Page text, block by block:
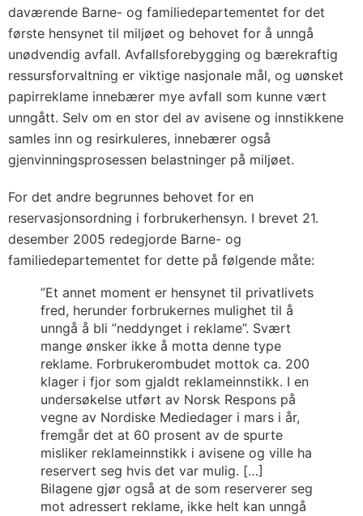
daværende Barne- og familiedepartementet for det
første hensynet til miljøet og behovet for å unngå
unødvendig avfall. Avfallsforebygging og bærekraftig
ressursforvaltning er viktige nasjonale mål, og uønsket
papirreklame innebærer mye avfall som kunne vært
unngått. Selv om en stor del av avisene og innstikkene
samles inn og resirkuleres, innebærer også
gjenvinningsprosessen belastninger på miljøet.
For det andre begrunnes behovet for en
reservasjonsordning i forbrukerhensyn. I brevet 21.
desember 2005 redegjorde Barne- og
familiedepartementet for dette på følgende måte:
”Et annet moment er hensynet til privatlivets
fred, herunder forbrukernes mulighet til å
unngå å bli ”neddynget i reklame”. Svært
mange ønsker ikke å motta denne type
reklame. Forbrukerombudet mottok ca. 200
klager i fjor som gjaldt reklameinnstikk. I en
undersøkelse utført av Norsk Respons på
vegne av Nordiske Mediedager i mars i år,
fremgår det at 60 prosent av de spurte
misliker reklameinnstikk i avisene og ville ha
reservert seg hvis det var mulig. […]
Bilagene gjør også at de som reserverer seg
mot adressert reklame, ikke helt kan unngå